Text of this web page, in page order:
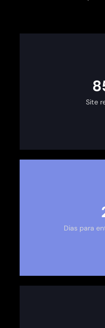
Site
Dias para